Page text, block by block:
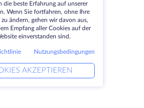
die beste Erfahrung auf unserer
Wenn Sie fortfahren, ohne Ihre
ändern, gehen wir davon aus,
Empfang aller Cookies auf der
einverstanden sind.
Nutzungsbedingungen
AKZEPTIEREN